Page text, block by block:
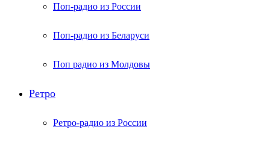
Поп-радио из России
Поп-радио из Беларуси
Поп радио из Молдовы
Ретро
Ретро-радио из России